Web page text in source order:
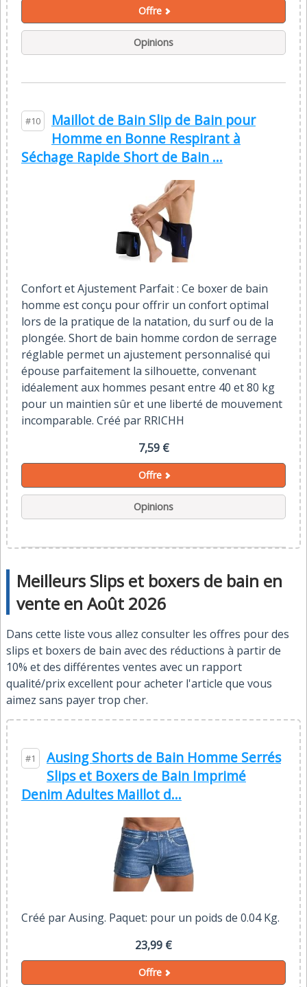
Offre
Opinions
#10
Maillot de Bain Slip de Bain pour
Homme en Bonne Respirant à
Séchage Rapide Short de Bain ...
Confort et Ajustement Parfait : Ce boxer de bain
homme est conçu pour offrir un confort optimal
lors de la pratique de la natation, du surf ou de la
plongée. Short de bain homme cordon de serrage
réglable permet un ajustement personnalisé qui
épouse parfaitement la silhouette, convenant
idéalement aux hommes pesant entre 40 et 80 kg
pour un maintien sûr et une liberté de mouvement
incomparable. Créé par RRICHH
7,59 €
Offre
Opinions
Meilleurs Slips et boxers de bain en
vente en Août 2026
Dans cette liste vous allez consulter les offres pour des
slips et boxers de bain avec des réductions à partir de
10% et des différentes ventes avec un rapport
qualité/prix excellent pour acheter l'article que vous
aimez sans payer trop cher.
#1
Ausing Shorts de Bain Homme Serrés
Slips et Boxers de Bain Imprimé
Denim Adultes Maillot d...
Créé par Ausing. Paquet: pour un poids de 0.04 Kg.
23,99 €
Offre